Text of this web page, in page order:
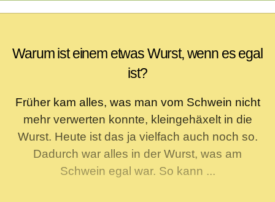
Warum ist einem etwas Wurst, wenn es egal
ist?
Früher kam alles, was man vom Schwein nicht
mehr verwerten konnte, kleingehäxelt in die
Wurst. Heute ist das ja vielfach auch noch so.
Dadurch war alles in der Wurst, was am
Schwein egal war. So kann ...